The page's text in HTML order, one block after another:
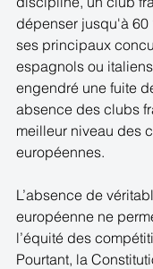
dépenser jusqu'à
ses principaux
espagnols ou
engendré une fuite
absence des clubs
meilleur niveau des
européennes.
L’absence de
européenne ne
l’équité des
Pourtant, la